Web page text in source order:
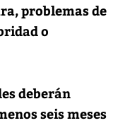
problemas de
o
deberán
seis meses